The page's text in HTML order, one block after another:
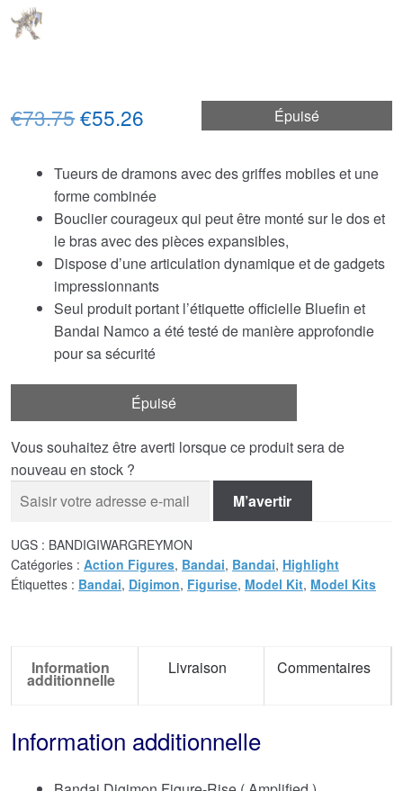
Épuisé
€73.75Le
initial
était :
€73.75.
€55.26
actuel
est :
€55.26.
Tueurs de dramons avec des griffes mobiles et une
forme combinée
Bouclier courageux qui peut être monté sur le dos et
le bras avec des pièces expansibles,
Dispose d’une articulation dynamique et de gadgets
impressionnants
Seul produit portant l’étiquette officielle Bluefin et
Bandai Namco a été testé de manière approfondie
pour sa sécurité
Épuisé
Vous souhaitez être averti lorsque ce produit sera de
nouveau en stock ?
M’avertir
UGS : BANDIGIWARGREYMON
Catégories : Action Figures, Bandai, Bandai, Highlight
Étiquettes : Bandai, Digimon, Figurise, Model Kit, Model Kits
Information
additionnelle
Livraison Commentaires
Information additionnelle